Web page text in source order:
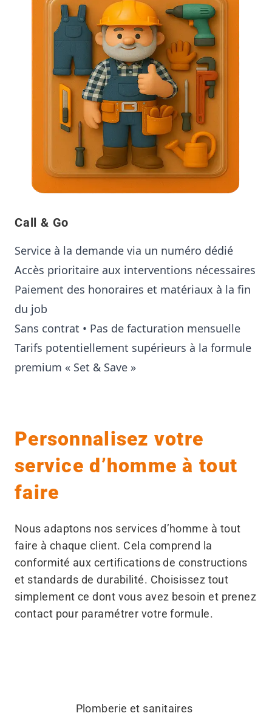
Call & Go
Service à la demande via un numéro dédié
Accès prioritaire aux interventions nécessaires
Paiement des honoraires et matériaux à la fin
du job
Sans contrat • Pas de facturation mensuelle
Tarifs potentiellement supérieurs à la formule
premium « Set & Save »
Personnalisez votre
service d’homme à tout
faire
Nous adaptons nos services d’homme à tout
faire à chaque client. Cela comprend la
conformité aux certifications de constructions
et standards de durabilité. Choisissez tout
simplement ce dont vous avez besoin et prenez
contact pour paramétrer votre formule.
Plomberie et sanitaires